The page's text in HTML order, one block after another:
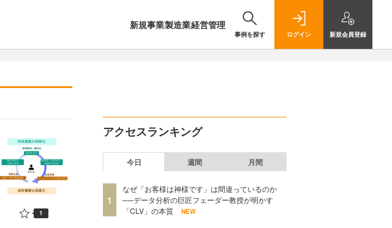
新規事業製造業経営管理
事例を探す ログイン 新規会員登録
1
アクセスランキング
今日 週間 月間
1
なぜ「お客様は神様です」は間違っているのか
──データ分析の巨匠フェーダー教授が明かす
「CLV」の本質
NEW